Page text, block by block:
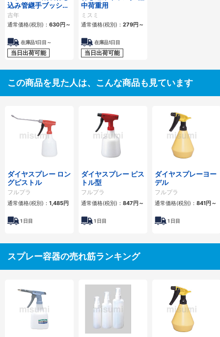
込み管継手ブッシン
グ
吉年
通常価格(税別)： 630 円 ～
在庫品1日目～
当日出荷可能
中荷重用
ミスミ
通常価格(税別)： 279円 ～
在庫品1日目
当日出荷可能
この商品を見た人は、こんな商品も見ています
ダイヤスプレー ロン
グピストル
フルプラ
通常価格(税別)： 1,485円
1 日目
ダイヤスプレー ピス
トル型
フルプラ
通常価格(税別)： 847 円 ～
1 日目
ダイヤスプレーヨー
デル
フルプラ
通常価格(税別)： 841円 ～
1 日目
スプレー容器の売れ筋ランキング